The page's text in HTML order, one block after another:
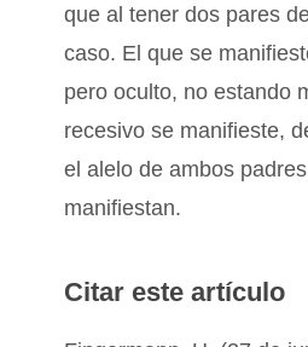
que al tener dos pares
caso. El que se
pero oculto, no estando
recesivo se manifieste,
el alelo de ambos
manifiestan.
Citar este artículo